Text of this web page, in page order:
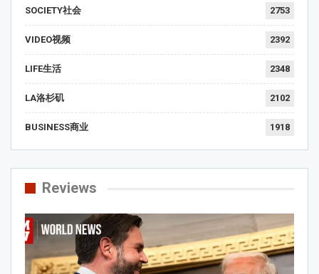
SOCIETY社会 2753
VIDEO视频 2392
LIFE生活 2348
LA洛杉矶 2102
BUSINESS商业 1918
Reviews